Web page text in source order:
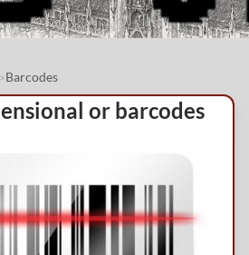
>Barcodes
or barcodes